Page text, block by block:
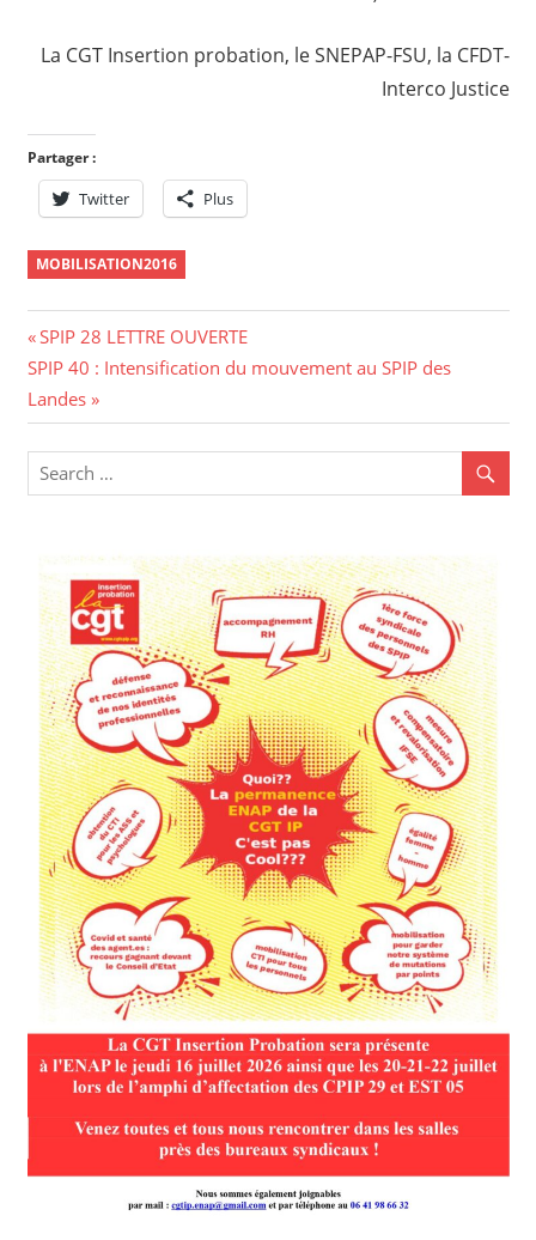
La CGT Insertion probation, le SNEPAP-FSU, la CFDT-
Interco Justice
Partager :
Twitter Plus
MOBILISATION2016
Navigation
de
l’article
Previous
Post:
SPIP 28 LETTRE OUVERTE
Next
Post:
SPIP 40 : Intensification du mouvement au SPIP des
Landes